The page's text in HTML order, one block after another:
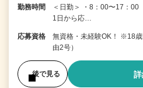
勤務時間
＜日勤＞ ・8：00〜17：
1日から応…
応募資格
無資格・未経験OK！ ※18
由2号）
後で見る